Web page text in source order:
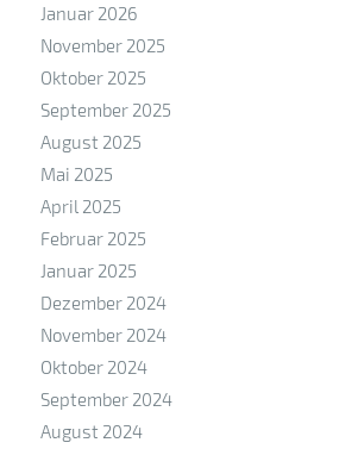
Januar 2026
November 2025
Oktober 2025
September 2025
August 2025
Mai 2025
April 2025
Februar 2025
Januar 2025
Dezember 2024
November 2024
Oktober 2024
September 2024
August 2024